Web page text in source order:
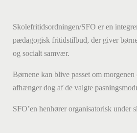
Skolefritidsordningen/SFO er en
pædagogisk fritidstilbud, der giver
og socialt samvær.
Børnene kan blive passet om
afhænger dog af de valgte
SFO’en henhører organisatorisk under